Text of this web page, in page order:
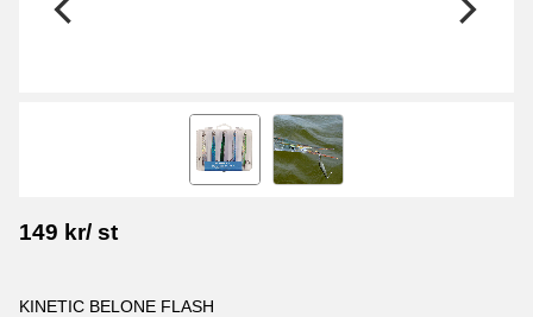
149 kr/ st
KINETIC BELONE FLASH